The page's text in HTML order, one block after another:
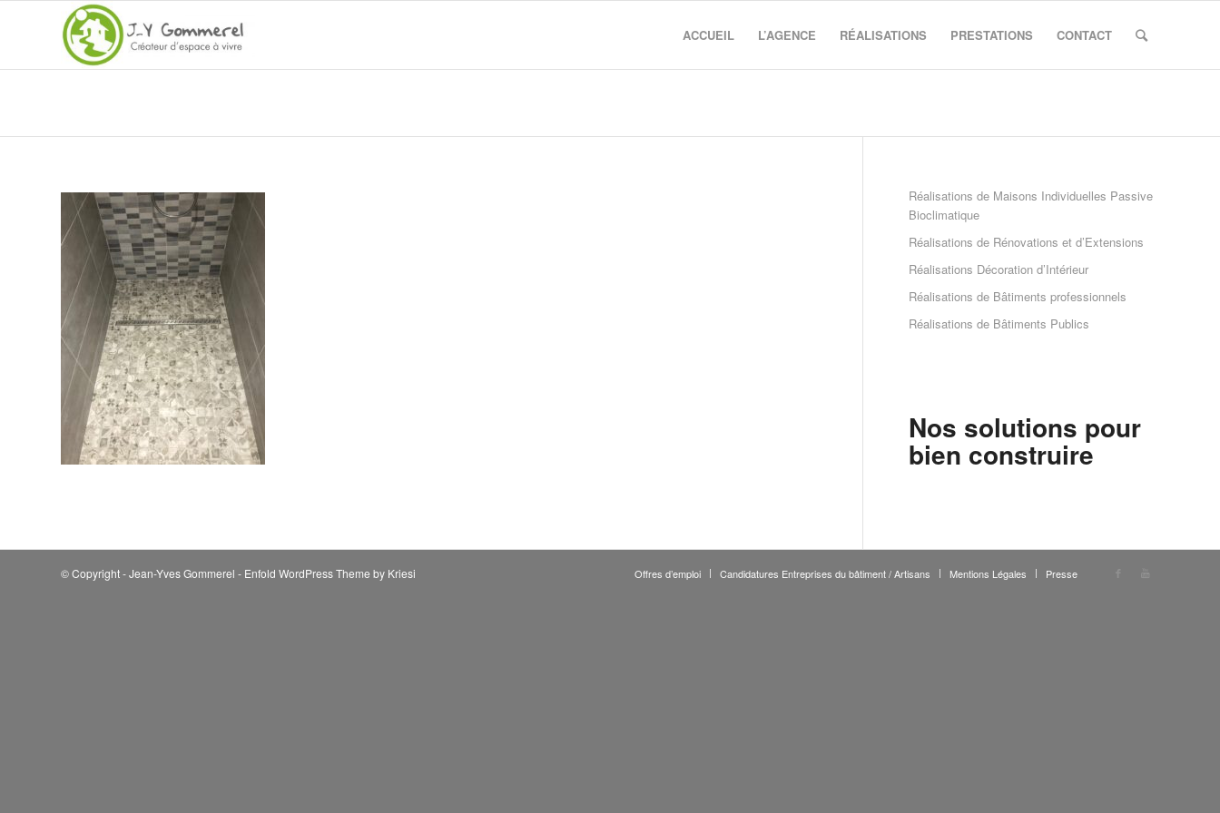
ACCUEIL L’AGENCE RÉALISATIONS PRESTATIONS CONTACT
Réalisations de Maisons Individuelles Passive
Bioclimatique
Réalisations de Rénovations et d’Extensions
Réalisations Décoration d’Intérieur
Réalisations de Bâtiments professionnels
Réalisations de Bâtiments Publics
Nos solutions pour
bien construire
© Copyright - Jean-Yves Gommerel - Enfold WordPress Theme by Kriesi Offres d’emploi Candidatures Entreprises du bâtiment / Artisans Mentions Légales Presse